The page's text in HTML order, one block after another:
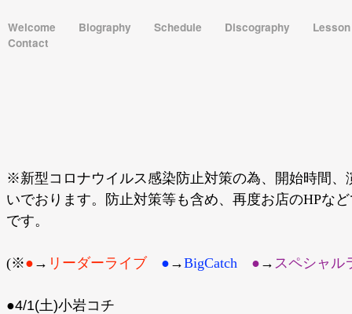
Welcome Biography Schedule Discography
Contact
※新型コロナウイルス感染防止対策の為、開始時間、
いでおります。防止対策等も含め、再度お店のHPな
です。
(※● → リーダーライブ ● →BigCatch ●︎ → スペシャル
●4/1(土)小岩コチ